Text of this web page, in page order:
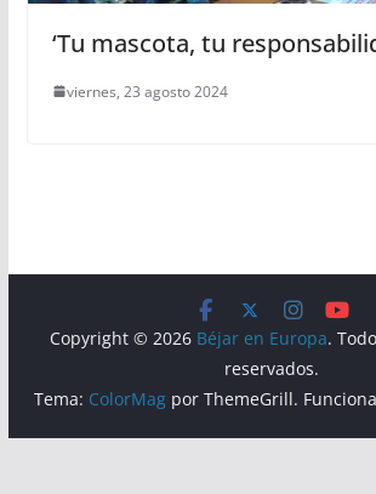
‘Tu mascota, tu
viernes, 23 agosto 2024
Copyright © 2026 Béjar en Europa.
reservados.
Tema: ColorMag por ThemeGrill.